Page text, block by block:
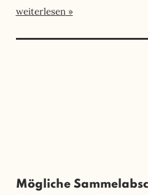
weiterlesen
Mögliche